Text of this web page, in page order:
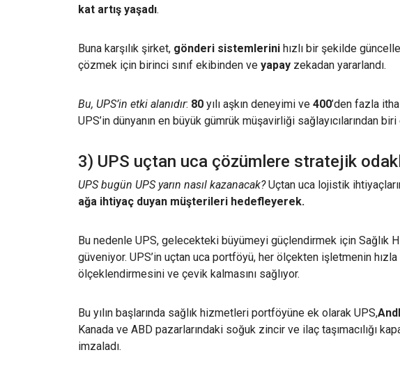
kat artış yaşadı.
Buna karşılık şirket, gönderi sistemlerini hızlı bir şekilde
çözmek için birinci sınıf ekibinden ve yapay zekadan yararlandı.
Bu, UPS’in etki alanıdır: 80 yılı aşkın deneyimi ve 400’den fazla
UPS’in dünyanın en büyük gümrük müşavirliği sağlayıcılarından
3) UPS uçtan uca çözümlere stratejik
UPS bugün UPS yarın nasıl kazanacak?Uçtan uca lojistik
ağa ihtiyaç duyan müşterileri hedefleyerek.
Bu nedenle UPS, gelecekteki büyümeyi güçlendirmek için Sağlık
güveniyor. UPS’in uçtan uca portföyü, her ölçekten işletmenin
ölçeklendirmesini ve çevik kalmasını sağlıyor.
Bu yılın başlarında sağlık hizmetleri portföyüne ek olarak UPS,
Kanada ve ABD pazarlarındaki soğuk zincir ve ilaç taşımacılığı
imzaladı.